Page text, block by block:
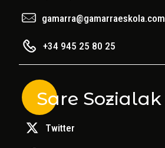
gamarra@gamarraeskola.com
+34 945 25 80 25
Sare Sozialak
Twitter